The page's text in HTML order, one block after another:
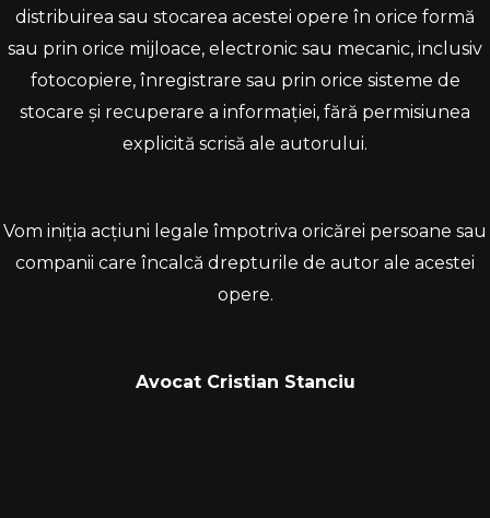
distribuirea sau stocarea acestei opere în orice formă
sau prin orice mijloace, electronic sau mecanic, inclusiv
fotocopiere, înregistrare sau prin orice sisteme de
stocare și recuperare a informației, fără permisiunea
explicită scrisă ale autorului.
Vom iniția acțiuni legale împotriva oricărei persoane sau
companii care încalcă drepturile de autor ale acestei
opere.
Avocat Cristian Stanciu